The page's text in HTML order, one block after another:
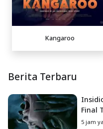
Kangaroo
Berita Terbaru
Final
Iblis
5 jam